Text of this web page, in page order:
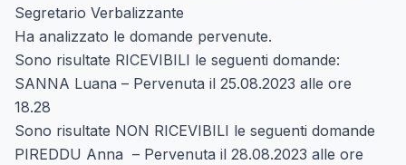
Segretario Verbalizzante
Ha analizzato le domande pervenute.
Sono risultate RICEVIBILI le seguenti domande:
SANNA Luana – Pervenuta il 25.08.2023 alle ore
18.28
Sono risultate NON RICEVIBILI le seguenti domande
PIREDDU Anna – Pervenuta il 28.08.2023 alle ore